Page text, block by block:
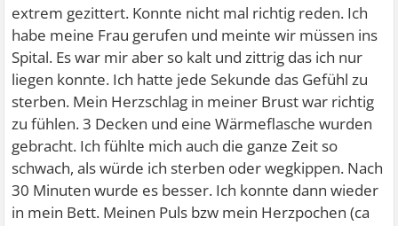
extrem gezittert. Konnte nicht mal richtig reden. Ich
habe meine Frau gerufen und meinte wir müssen ins
Spital. Es war mir aber so kalt und zittrig das ich nur
liegen konnte. Ich hatte jede Sekunde das Gefühl zu
sterben. Mein Herzschlag in meiner Brust war richtig
zu fühlen. 3 Decken und eine Wärmeflasche wurden
gebracht. Ich fühlte mich auch die ganze Zeit so
schwach, als würde ich sterben oder wegkippen. Nach
30 Minuten wurde es besser. Ich konnte dann wieder
in mein Bett. Meinen Puls bzw mein Herzpochen (ca